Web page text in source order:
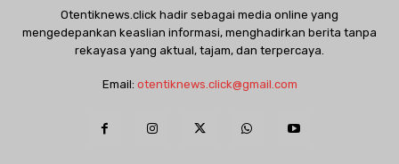
Otentiknews.click hadir sebagai media online yang
mengedepankan keaslian informasi, menghadirkan berita tanpa
rekayasa yang aktual, tajam, dan terpercaya.
Email: otentiknews.click@gmail.com